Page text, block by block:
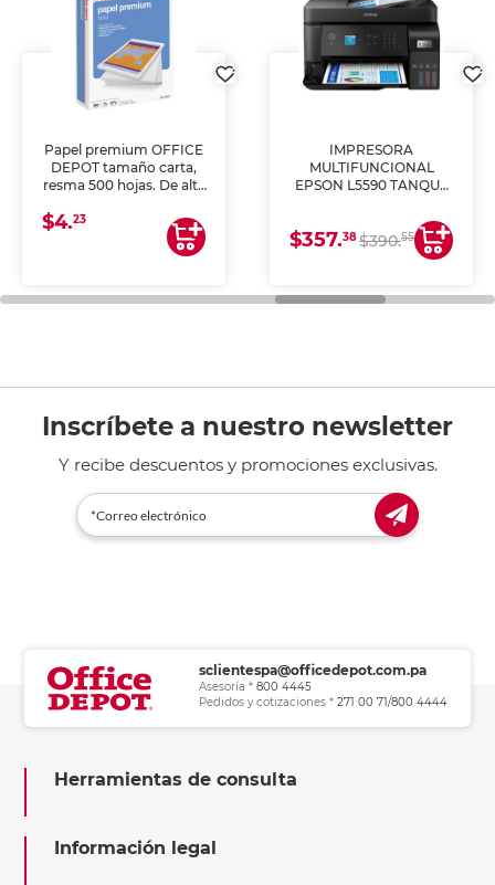
Papel premium OFFICE
DEPOT tamaño carta,
resma 500 hojas. De alta
uniforme, ideal para
impresoras de inyección
de tinta y láser,
general de oficina.
$4.23
IMPRESORA
MULTIFUNCIONAL
EPSON L5590 TANQUE
COPIA Y ESCANEA)
$357.38$390.55
Inscríbete a nuestro newsletter
Y recibe descuentos y promociones exclusivas.
sclientespa@officedepot.com.pa
Asesoría * 800 4445
Pedidos y cotizaciones * 271 00 71/800 4444
Herramientas de consulta
Información legal